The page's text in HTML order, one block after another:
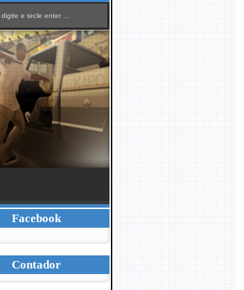
Facebook
Contador